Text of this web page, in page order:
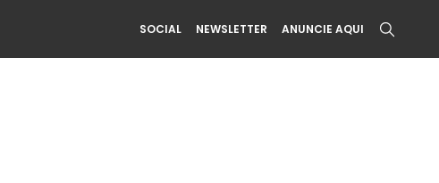
SOCIAL NEWSLETTER ANUNCIE AQUI